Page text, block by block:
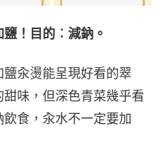
！目的︰減鈉。
汆燙能呈現好看的翠
味，但深色青菜幾乎看
食，汆水不一定要加